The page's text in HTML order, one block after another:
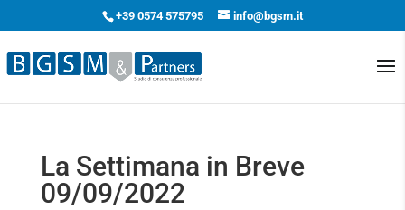
+39 0574 575795 info@bgsm.it
La Settimana in Breve
09/09/2022